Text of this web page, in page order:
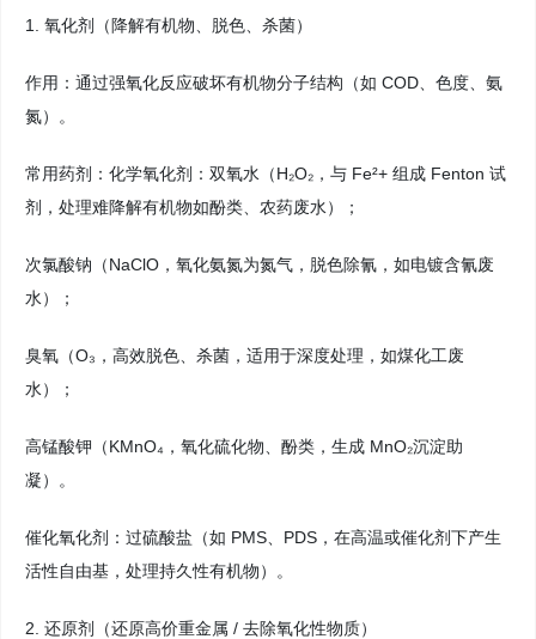
1. 氧化剂（降解有机物、脱色、杀菌）
作用：通过强氧化反应破坏有机物分子结构（如 COD、色度、氨
氮）。
常用药剂：化学氧化剂：双氧水（H₂O₂，与 Fe²+ 组成 Fenton 试
剂，处理难降解有机物如酚类、农药废水）；
次氯酸钠（NaClO，氧化氨氮为氮气，脱色除氰，如电镀含氰废
水）；
臭氧（O₃，高效脱色、杀菌，适用于深度处理，如煤化工废
水）；
高锰酸钾（KMnO₄，氧化硫化物、酚类，生成 MnO₂沉淀助
凝）。
催化氧化剂：过硫酸盐（如 PMS、PDS，在高温或催化剂下产生
活性自由基，处理持久性有机物）。
2. 还原剂（还原高价重金属 / 去除氧化性物质）